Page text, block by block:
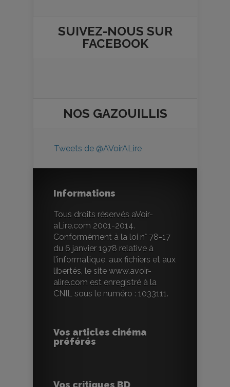
SUIVEZ-NOUS SUR
FACEBOOK
NOS GAZOUILLIS
Tweets de @AVoirALire
Informations
Tous droits réservés aVoir-
aLire.com 2001-2014.
Conformément à la loi n° 78-17
du 6 janvier 1978 relative à
l'informatique, aux fichiers et aux
libertés, le site www.avoir-
alire.com est enregistré à la
CNIL sous le numéro : 1033111.
Vos articles cinéma
préférés
Vos critiques BD